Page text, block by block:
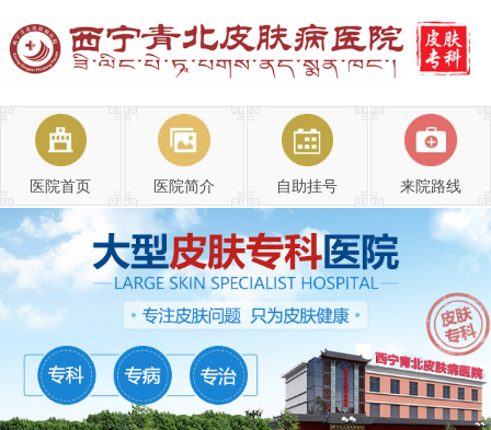
医院首页 医院简介 自助挂号 来院路线